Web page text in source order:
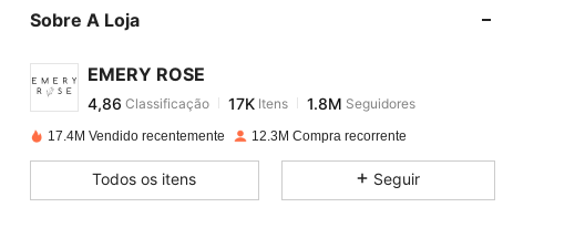
Invertido, Cor: Multicolorido, Tamanho: XL
Sobre A Loja
EMERY ROSE
4,86
4,86 Classificação
n***hpago 1 dia atrás
17.4M Vendido recentemente 12.3M Compra recorrente
Todos os itens Seguir